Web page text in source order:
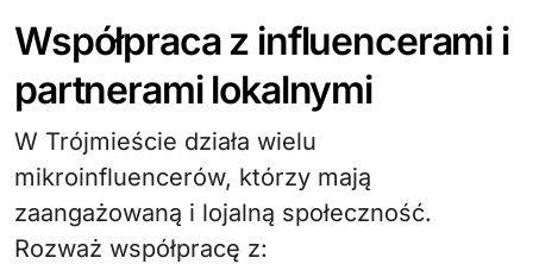
Współpraca z influencerami i
partnerami lokalnymi
W Trójmieście działa wielu
mikroinfluencerów, którzy mają
zaangażowaną i lojalną społeczność.
Rozważ współpracę z: